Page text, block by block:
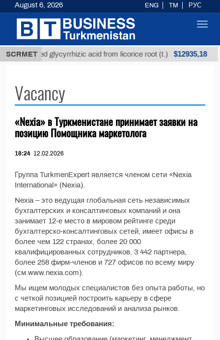
SCRMET
Unrefined glycyrrhizic acid from licorice root (t.) $12935,18
Vacancy
«Nexia» в Туркменистане принимает заявки на
позицию Помощника маркетолога
18:24 12.02.2026
Группа TurkmenExpert является членом сети «Nexia
International» (Nexia).
Nexia – это ведущая глобальная сеть независимых
бухгалтерских и консалтинговых компаний и она
занимает 12-е место в мировом рейтинге среди
бухгалтерско-консалтинговых сетей, имеет офисы в
более чем 122 странах, более 20 000
квалифицированных сотрудников, 3 442 партнера,
более 258 фирм-членов и 727 офисов по всему миру
(см.www.nexia.com).
Мы ищем молодых специалистов без опыта работы, но
с четкой позицией построить карьеру в сфере
маркетинговых исследований и анализа рынков.
Минимальные требования:
August 6, 2026 ENG TM РУС